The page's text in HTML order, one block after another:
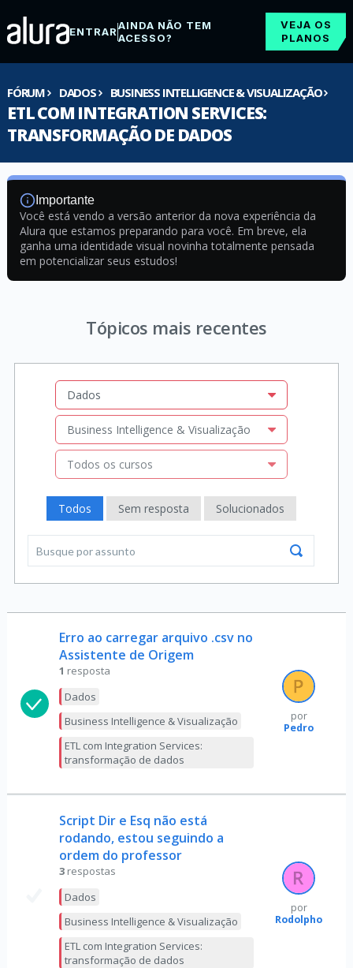
ENTRARAINDA NÃO TEM
ACESSO?
VEJA OS
PLANOS
FÓRUM DADOS BUSINESS INTELLIGENCE & VISUALIZAÇÃO
ETL COM INTEGRATION SERVICES:
TRANSFORMAÇÃO DE DADOS
Importante
Você está vendo a versão anterior da nova experiência da
Alura que estamos preparando para você. Em breve, ela
ganha uma identidade visual novinha totalmente pensada
em potencializar seus estudos!
Tópicos mais recentes
Dados
Business Intelligence & Visualização
Todos os cursos
Todos Sem resposta Solucionados
Erro ao carregar arquivo .csv no
Assistente de Origem
1 resposta
Dados
Business Intelligence & Visualização
ETL com Integration Services:
transformação de dados
por
Pedro
Script Dir e Esq não está
rodando, estou seguindo a
ordem do professor
3 respostas
Dados
Business Intelligence & Visualização
ETL com Integration Services:
transformação de dados
por
Rodolpho